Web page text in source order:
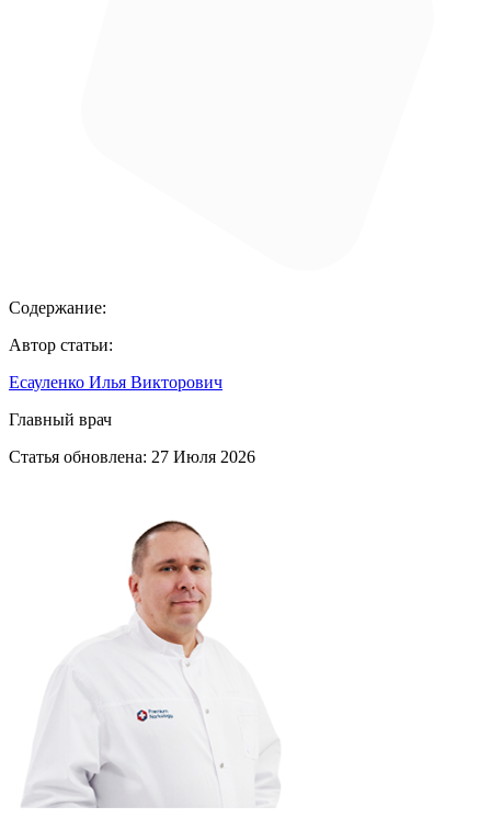
Содержание:
Автор статьи:
Есауленко Илья Викторович
Главный врач
Статья обновлена: 27 Июля 2026